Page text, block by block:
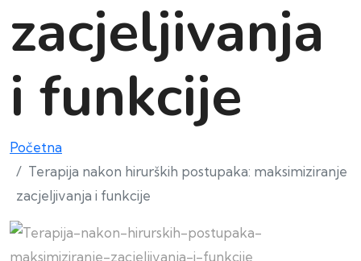
zacjeljivanja
i funkcije
Početna
Terapija nakon hirurških postupaka: maksimiziranje
zacjeljivanja i funkcije